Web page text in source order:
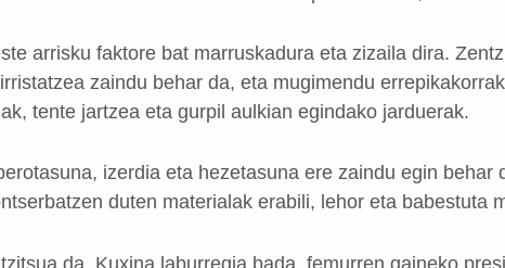
arrisku faktore bat marruskadura eta zizaila dira.
zaindu behar da, eta mugimendu
tente jartzea eta gurpil aulkian egindako jarduerak.
izerdia eta hezetasuna ere zaindu egin behar
duten materialak erabili, lehor eta babestuta
da. Kuxina laburregia bada, femurren gaineko